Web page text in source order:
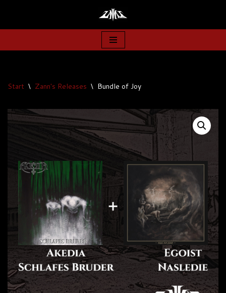
Zum
springen
Start \ Zann's Releases \ Bundle of Joy